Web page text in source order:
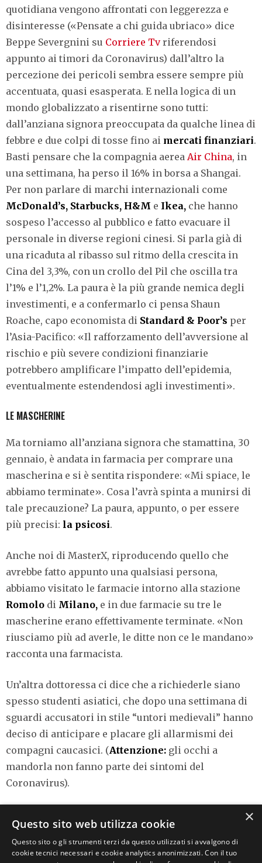
quotidiana vengono affrontati con leggerezza e
disinteresse («Pensate a chi guida ubriaco» dice
Beppe Severgnini su Corriere Tvriferendosi
appunto ai timori da Coronavirus) dall’altro la
percezione dei pericoli sembra essere sempre più
accentuata, quasi esasperata. E nella logica di un
mondo globalizzato a risentirne sono tutti:
dall’anziana signora preoccupata da qualche linea di
febbre e due colpi di tosse fino ai mercati finanziari.
Basti pensare che la compagnia aerea Air China, in
una settimana, ha perso il 16% in borsa a Shangai.
Per non parlare di marchi internazionali come
McDonald’s, Starbucks, H&M e Ikea, che hanno
sospeso l’accesso al pubblico e fatto evacuare il
personale in diverse regioni cinesi. Si parla già di
una ricaduta al ribasso sul ritmo della crescita in
Cina del 3,3%, con un crollo del Pil che oscilla tra
l’1% e l’1,2%. La paura è la più grande nemica degli
investimenti, e a confermarlo ci pensa Shaun
Roache, capo economista di Standard & Poor’s per
l’Asia-Pacifico: «Il rafforzamento dell’avversione al
rischio e più severe condizioni finanziarie
potrebbero amplificare l’impatto dell’epidemia,
eventualmente estendendosi agli investimenti».
LE MASCHERINE
Ma torniamo all’anziana signora che stamattina, 30
gennaio, è andata in farmacia per comprare una
mascherina e si è sentita rispondere: «Mi spiace, le
abbiamo terminate». Cosa l’avrà spinta a munirsi di
tale precauzione? La paura, appunto, o per essere
più precisi: la psicosi.
Anche noi di MasterX, riproducendo quello che
avrebbe fatto appunto una qualsiasi persona,
abbiamo visitato le farmacie intorno alla stazione
Romolo di Milano, e in due farmacie su tre le
mascherine erano effettivamente terminate. «Non
riusciamo più ad averle, le ditte non ce le mandano»
racconta una farmacista.
Un’altra dottoressa ci dice che a richiederle siano
spesso studenti asiatici, che dopo una settimana di
sguardi accusatori in stile “untori medievali” hanno
deciso di anticipare e placare gli allarmismi dei
compagni caucasici. (Attenzione: gli occhi a
mandorla non fanno parte dei sintomi del
Coronavirus).
Nella più fortunata delle ipotesi, la signora, arrivata
alla terza farmacia, avrà trovato la tanto agognata
mascherina. Chissà però se si sentirà al sicuro dopo
×
Questo sito web utilizza cookie
Questo sito o gli strumenti terzi da questo utilizzati si avvalgono di
cookie tecnici necessari e cookie analytics anonimizzati. Con il tuo